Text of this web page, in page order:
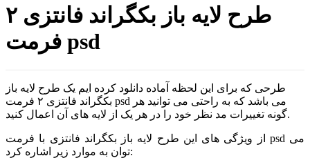
طرح لایه باز بکگراند فانتزی ۲
فرمت psd
طرحی که برای این لحظه آماده دانلود کرده ایم یک طرح لایه باز
بکگراند فانتزی ۲ فرمت psd می باشد که به راحتی می توانید هر
گونه تغییرات مد نظر خود را در هر یک از لایه های آن اعمال کنید.
از ویژگی های این طرح لایه باز بکگراند فانتزی با فرمت psd می
توان به موارد زیر اشاره کرد: